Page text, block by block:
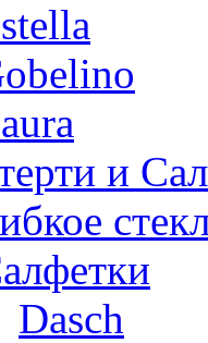
и
Dasch